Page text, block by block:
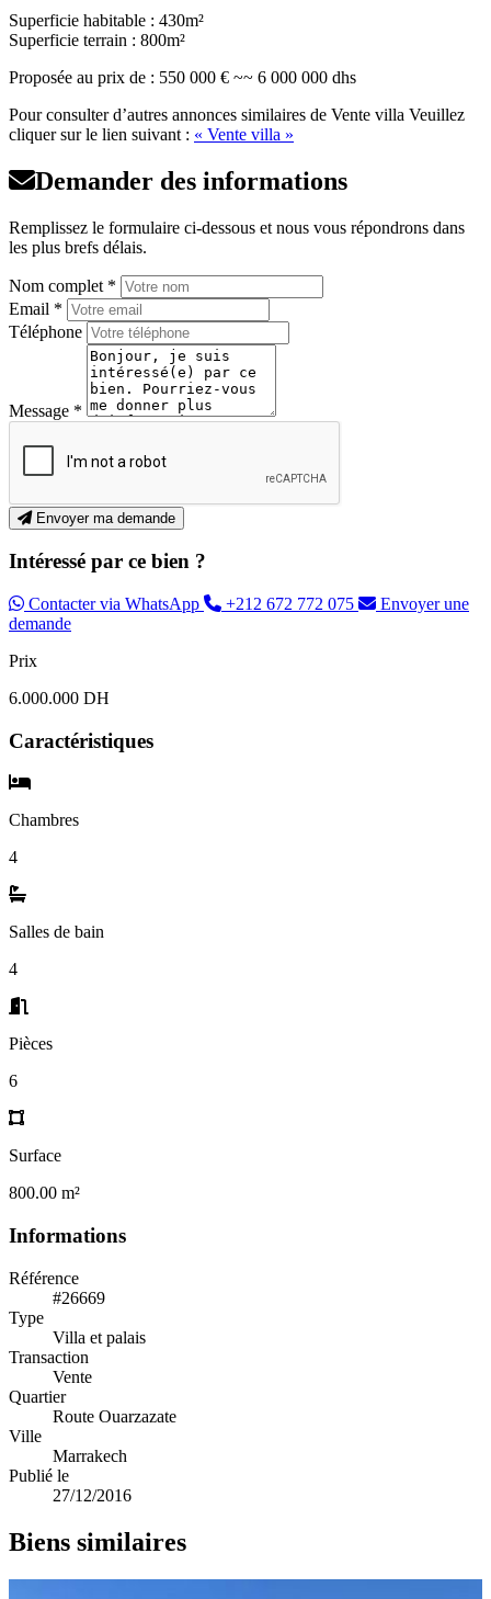
Superficie habitable : 430m²
Superficie terrain : 800m²
Proposée au prix de : 550 000 € ~~ 6 000 000 dhs
Pour consulter d’autres annonces similaires de Vente villa Veuillez
cliquer sur le lien suivant : « Vente villa »
Demander des informations
Remplissez le formulaire ci-dessous et nous vous répondrons dans
les plus brefs délais.
Nom complet *
Email *
Téléphone
Message *
Envoyer ma demande
Intéressé par ce bien ?
Contacter via WhatsApp +212 672 772 075
Envoyer une
demande
Prix
6.000.000 DH
Caractéristiques
Chambres
4
Salles de bain
4
Pièces
6
Surface
800.00 m²
Informations
Référence
#26669
Type
Villa et palais
Transaction
Vente
Quartier
Route Ouarzazate
Ville
Marrakech
Publié le
27/12/2016
Biens similaires